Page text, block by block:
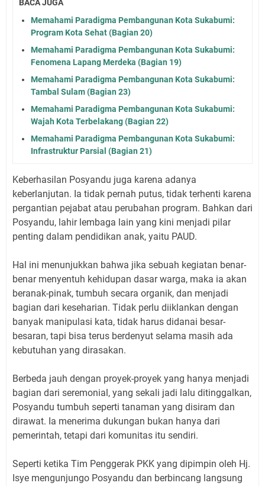
BACA JUGA
Memahami Paradigma Pembangunan Kota Sukabumi:
Program Kota Sehat (Bagian 20)
Memahami Paradigma Pembangunan Kota Sukabumi:
Fenomena Lapang Merdeka (Bagian 19)
Memahami Paradigma Pembangunan Kota Sukabumi:
Tambal Sulam (Bagian 23)
Memahami Paradigma Pembangunan Kota Sukabumi:
Wajah Kota Terbelakang (Bagian 22)
Memahami Paradigma Pembangunan Kota Sukabumi:
Infrastruktur Parsial (Bagian 21)
Keberhasilan Posyandu juga karena adanya
keberlanjutan. Ia tidak pernah putus, tidak terhenti karena
pergantian pejabat atau perubahan program. Bahkan dari
Posyandu, lahir lembaga lain yang kini menjadi pilar
penting dalam pendidikan anak, yaitu PAUD.
Hal ini menunjukkan bahwa jika sebuah kegiatan benar-
benar menyentuh kehidupan dasar warga, maka ia akan
beranak-pinak, tumbuh secara organik, dan menjadi
bagian dari keseharian. Tidak perlu diiklankan dengan
banyak manipulasi kata, tidak harus didanai besar-
besaran, tapi bisa terus berdenyut selama masih ada
kebutuhan yang dirasakan.
Berbeda jauh dengan proyek-proyek yang hanya menjadi
bagian dari seremonial, yang sekali jadi lalu ditinggalkan,
Posyandu tumbuh seperti tanaman yang disiram dan
dirawat. Ia menerima dukungan bukan hanya dari
pemerintah, tetapi dari komunitas itu sendiri.
Seperti ketika Tim Penggerak PKK yang dipimpin oleh Hj.
Isye mengunjungo Posyandu dan berbincang langsung